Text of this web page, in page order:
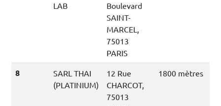
LAB
Boulevard
SAINT-
MARCEL,
75013
PARIS
8
SARL THAI
(PLATINIUM)
12 Rue
CHARCOT,
75013
1800 mètres